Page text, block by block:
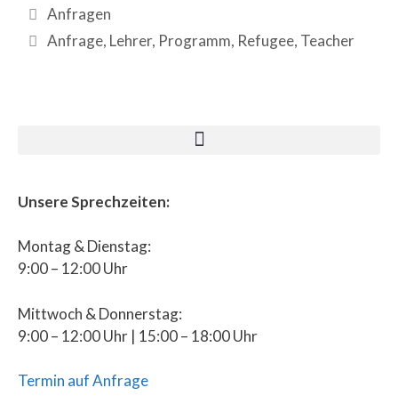
Anfragen
Anfrage, Lehrer, Programm, Refugee, Teacher
Unsere Sprechzeiten:
Montag & Dienstag:
9:00 – 12:00 Uhr
Mittwoch & Donnerstag:
9:00 – 12:00 Uhr | 15:00 – 18:00 Uhr
Termin auf Anfrage